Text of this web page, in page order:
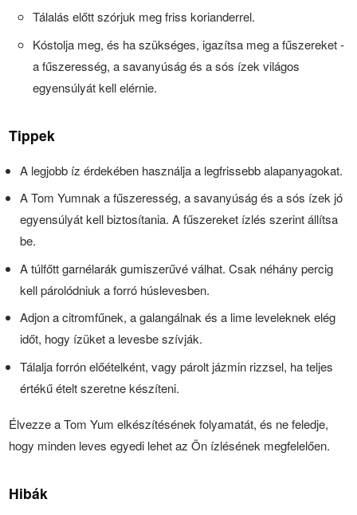
Tálalás előtt szórjuk meg friss korianderrel.
Kóstolja meg, és ha szükséges, igazítsa meg a fűszereket -
a fűszeresség, a savanyúság és a sós ízek világos
egyensúlyát kell elérnie.
Tippek
A legjobb íz érdekében használja a legfrissebb alapanyagokat.
A Tom Yumnak a fűszeresség, a savanyúság és a sós ízek jó
egyensúlyát kell biztosítania. A fűszereket ízlés szerint állítsa
be.
A túlfőtt garnélarák gumiszerűvé válhat. Csak néhány percig
kell párolódniuk a forró húslevesben.
Adjon a citromfűnek, a galangálnak és a lime leveleknek elég
időt, hogy ízüket a levesbe szívják.
Tálalja forrón előételként, vagy párolt jázmin rizzsel, ha teljes
értékű ételt szeretne készíteni.
Élvezze a Tom Yum elkészítésének folyamatát, és ne feledje,
hogy minden leves egyedi lehet az Ön ízlésének megfelelően.
Hibák